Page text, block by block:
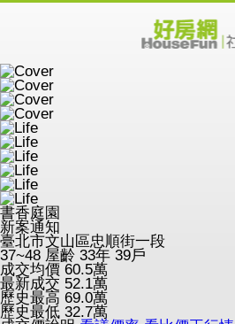
書香庭園
新案通知
臺北市文山區忠順街一段
37~48 屋齡 33年 39戶
成交均價 60.5萬
最新成交 52.1萬
歷史最高 69.0萬
歷史最低 32.7萬